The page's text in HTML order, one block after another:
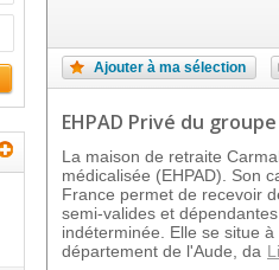
Ajouter à ma sélection
EHPAD Privé du groupe
La maison de retraite
médicalisée (EHPAD). Son
France permet de recevoir
semi-valides et
indéterminée. Elle se situe
département de l'Aude, da